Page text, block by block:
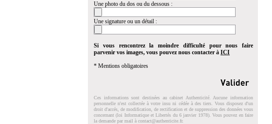
Une photo du dos ou du dessous :
Une signature ou un détail :
Si vous rencontrez la moindre difficulté pour nous faire
parvenir vos images, vous pouvez nous contacter à ICI
* Mentions obligatoires
Ces informations sont destinées au cabinet Authenticité. Aucune information
personnelle n'est collectée à votre insu ni cédée à des tiers. Vous disposez d'un
droit d'accés, de modification, de rectification et de suppression des données vous
concernant (loi Informatique et Libertés du 6 janvier 1978). Vous pouvez en faire
la demande par mail à contact@authenticite.fr.